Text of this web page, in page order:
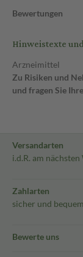
Bewertungen
Hinweistexte
Arzneimittel
Zu Risiken und
und fragen Sie
Versandarten
i.d.R. am
Zahlarten
sicher und bequem
Bewerte uns